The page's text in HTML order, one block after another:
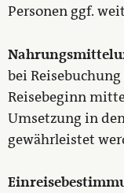
Personen ggf.
bei
Reisebeginn
Umsetzung in
gewährleistet